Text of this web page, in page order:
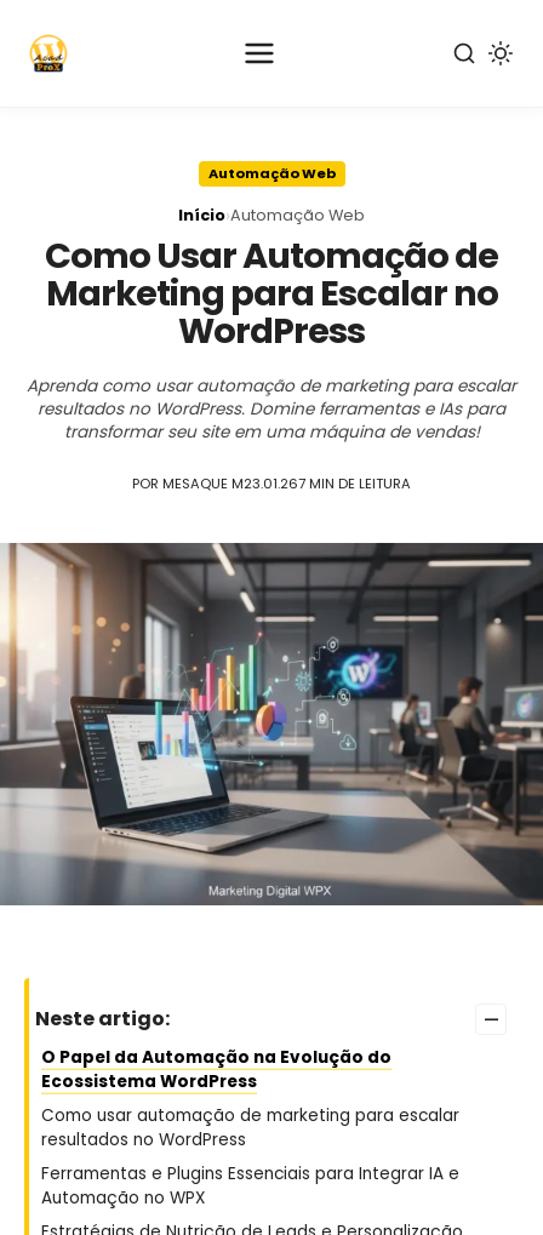
principal
Automação Web
Início›Automação Web
Como Usar Automação de
Marketing para Escalar no
WordPress
Aprenda como usar automação de marketing para escalar
resultados no WordPress. Domine ferramentas e IAs para
transformar seu site em uma máquina de vendas!
POR MESAQUE M23.01.267 MIN DE LEITURA
Neste artigo: –
O Papel da Automação na Evolução do
Ecossistema WordPress
Como usar automação de marketing para escalar
resultados no WordPress
Ferramentas e Plugins Essenciais para Integrar IA e
Automação no WPX